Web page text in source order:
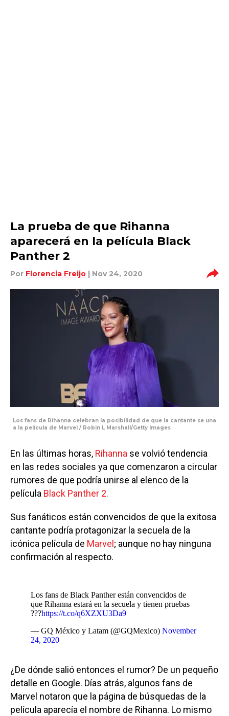
La prueba de que Rihanna
aparecerá en la película Black
Panther 2
Por Florencia Freijo | Nov 24, 2020
Los fans de Rihanna celebran la posibilidad de que la cantante se una
a la película de Marvel / Robin L Marshall/Getty Images
En las últimas horas, Rihanna se volvió tendencia
en las redes sociales ya que comenzaron a circular
rumores de que podría unirse al elenco de la
película Black Panther 2.
Sus fanáticos están convencidos de que la exitosa
cantante podría protagonizar la secuela de la
icónica película de Marvel; aunque no hay ninguna
confirmación al respecto.
Los fans de Black Panther están convencidos de
que Rihanna estará en la secuela y tienen pruebas
???https://t.co/q6XZXU3Da9
— GQ México y Latam (@GQMexico) November
24, 2020
¿De dónde salió entonces el rumor? De un pequeño
detalle en Google. Días atrás, algunos fans de
Marvel notaron que la página de búsquedas de la
película aparecía el nombre de Rihanna. Lo mismo